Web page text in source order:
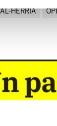
HERRIA